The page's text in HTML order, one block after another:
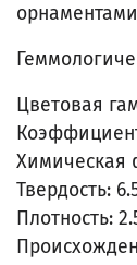
Цветовая
Химическая
Твердость:
Плотность: